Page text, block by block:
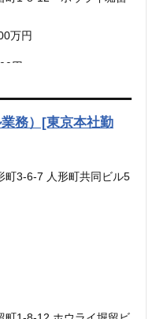
万円
7万8,500円〜12万
働分についての割増賃
万円
円
7万円～10万9900
働分についての割増賃
務）[東京本社勤
町3-6-7 人形町共同ビル5